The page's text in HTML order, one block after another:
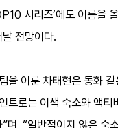
시리즈’에도 이름을
전망이다.
을 이룬 차태현은 동화
트로는 이색 숙소와 액
며, “일반적이지 않은 숙